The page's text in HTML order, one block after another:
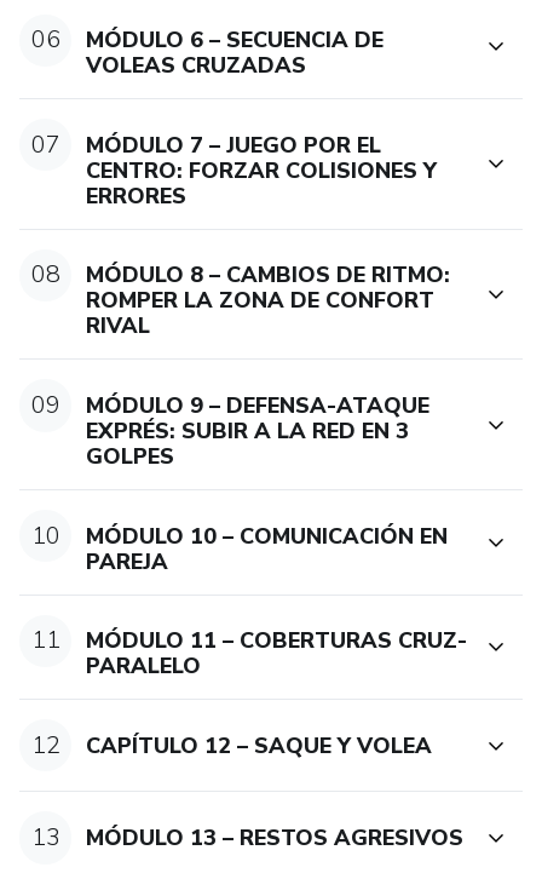
06
MÓDULO 6 – SECUENCIA DE
VOLEAS CRUZADAS
07
MÓDULO 7 – JUEGO POR EL
CENTRO: FORZAR COLISIONES Y
ERRORES
08
MÓDULO 8 – CAMBIOS DE RITMO:
ROMPER LA ZONA DE CONFORT
RIVAL
09
MÓDULO 9 – DEFENSA-ATAQUE
EXPRÉS: SUBIR A LA RED EN 3
GOLPES
10
MÓDULO 10 – COMUNICACIÓN EN
PAREJA
11
MÓDULO 11 – COBERTURAS CRUZ-
PARALELO
12 CAPÍTULO 12 – SAQUE Y VOLEA
13 MÓDULO 13 – RESTOS AGRESIVOS